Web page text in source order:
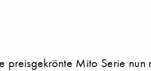
Mito Serie nun